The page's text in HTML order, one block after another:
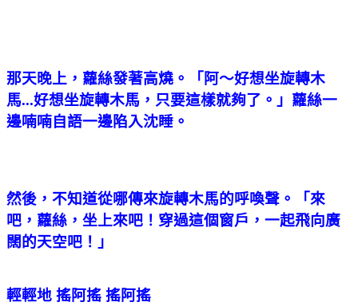
那天晚上，蘿絲發著高燒。「阿～好想坐旋轉木
馬...好想坐旋轉木馬，只要這樣就夠了。」蘿絲一
邊喃喃自語一邊陷入沈睡。
然後，不知道從哪傳來旋轉木馬的呼喚聲。「來
吧，蘿絲，坐上來吧！穿過這個窗戶，一起飛向廣
闊的天空吧！」
輕輕地 搖阿搖 搖阿搖